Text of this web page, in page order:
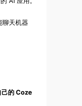
聊天机器
己的 Coze